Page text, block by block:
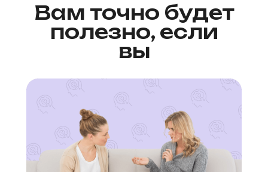
Вам точно будет
полезно, если
вы